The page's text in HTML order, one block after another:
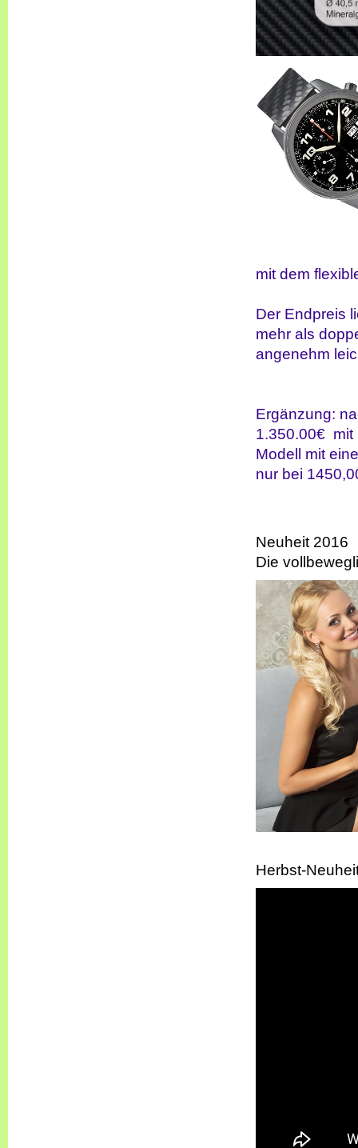
mit dem
Der Endpreis
mehr als
angenehm
Ergänzung:
1.350.00€ mit
Modell mit
nur bei
Neuheit 2016
Die
Herbst-